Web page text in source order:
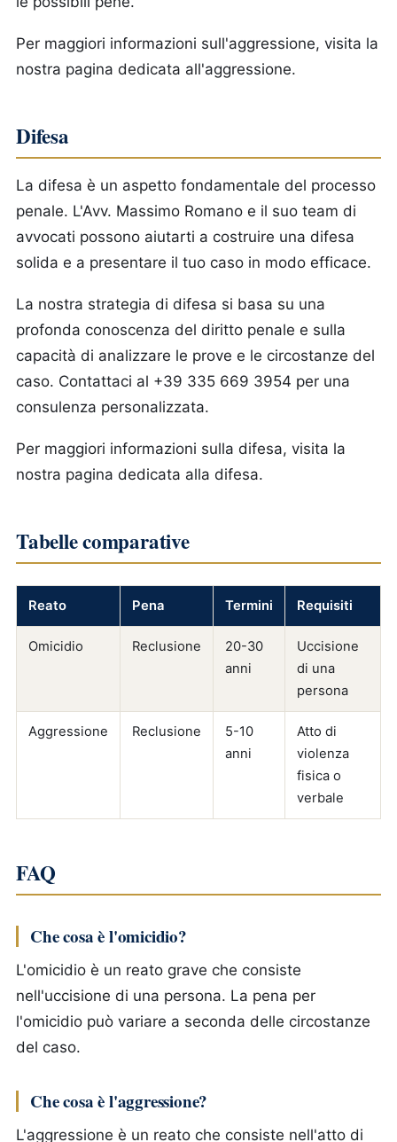
Per maggiori informazioni sull'aggressione, visita la
nostra pagina dedicata all'aggressione.
Difesa
La difesa è un aspetto fondamentale del processo
penale. L'Avv. Massimo Romano e il suo team di
avvocati possono aiutarti a costruire una difesa
solida e a presentare il tuo caso in modo efficace.
La nostra strategia di difesa si basa su una
profonda conoscenza del diritto penale e sulla
capacità di analizzare le prove e le circostanze del
caso. Contattaci al +39 335 669 3954 per una
consulenza personalizzata.
Per maggiori informazioni sulla difesa, visita la
nostra pagina dedicata alla difesa.
Tabelle comparative
Reato Pena Termini Requisiti
Omicidio Reclusione
20-30
anni
Uccisione
di una
persona
Aggressione Reclusione
5-10
anni
Atto di
violenza
fisica o
verbale
FAQ
Che cosa è l'omicidio?
L'omicidio è un reato grave che consiste
nell'uccisione di una persona. La pena per
l'omicidio può variare a seconda delle circostanze
del caso.
Che cosa è l'aggressione?
L'aggressione è un reato che consiste nell'atto di